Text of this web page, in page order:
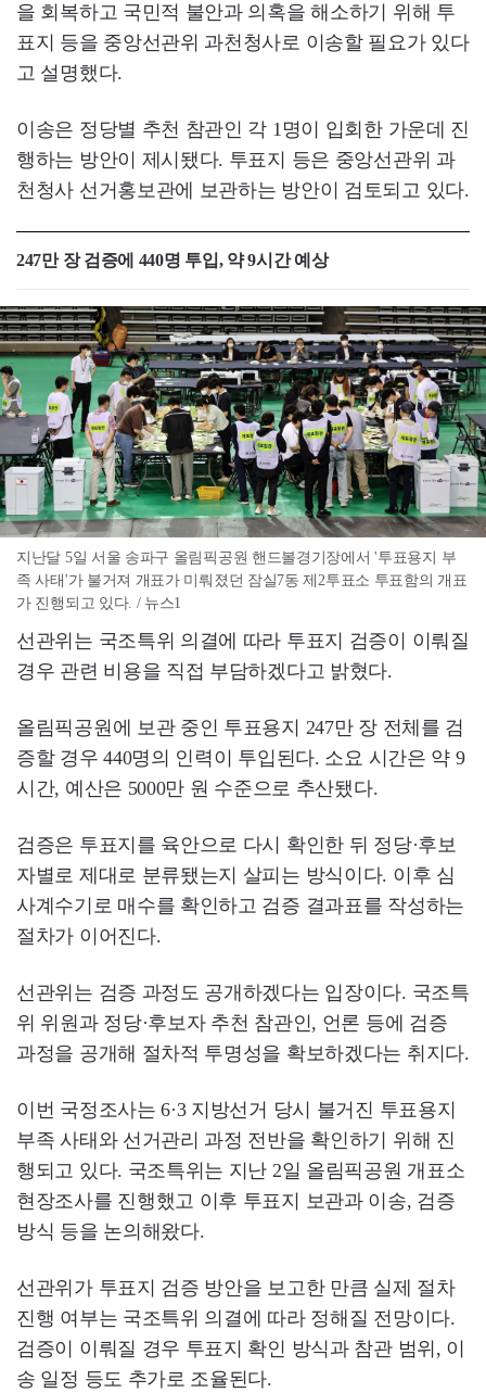
을 회복하고 국민적 불안과 의혹을 해소하기 위해 투
표지 등을 중앙선관위 과천청사로 이송할 필요가 있다
고 설명했다.
이송은 정당별 추천 참관인 각 1명이 입회한 가운데 진
행하는 방안이 제시됐다. 투표지 등은 중앙선관위 과
천청사 선거홍보관에 보관하는 방안이 검토되고 있다.
247만 장 검증에 440명 투입, 약 9시간 예상
지난달 5일 서울 송파구 올림픽공원 핸드볼경기장에서 '투표용지 부
족 사태'가 불거져 개표가 미뤄졌던 잠실7동 제2투표소 투표함의 개표
가 진행되고 있다. / 뉴스1
선관위는 국조특위 의결에 따라 투표지 검증이 이뤄질
경우 관련 비용을 직접 부담하겠다고 밝혔다.
올림픽공원에 보관 중인 투표용지 247만 장 전체를 검
증할 경우 440명의 인력이 투입된다. 소요 시간은 약 9
시간, 예산은 5000만 원 수준으로 추산됐다.
검증은 투표지를 육안으로 다시 확인한 뒤 정당·후보
자별로 제대로 분류됐는지 살피는 방식이다. 이후 심
사계수기로 매수를 확인하고 검증 결과표를 작성하는
절차가 이어진다.
선관위는 검증 과정도 공개하겠다는 입장이다. 국조특
위 위원과 정당·후보자 추천 참관인, 언론 등에 검증
과정을 공개해 절차적 투명성을 확보하겠다는 취지다.
이번 국정조사는 6·3 지방선거 당시 불거진 투표용지
부족 사태와 선거관리 과정 전반을 확인하기 위해 진
행되고 있다. 국조특위는 지난 2일 올림픽공원 개표소
현장조사를 진행했고 이후 투표지 보관과 이송, 검증
방식 등을 논의해왔다.
선관위가 투표지 검증 방안을 보고한 만큼 실제 절차
진행 여부는 국조특위 의결에 따라 정해질 전망이다.
검증이 이뤄질 경우 투표지 확인 방식과 참관 범위, 이
송 일정 등도 추가로 조율된다.